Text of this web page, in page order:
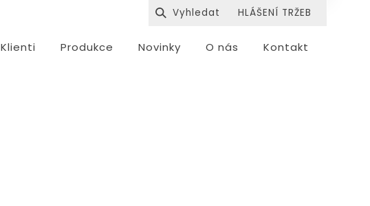
Klienti Produkce Novinky O nás Kontakt
HLÁŠENÍ TRŽEB